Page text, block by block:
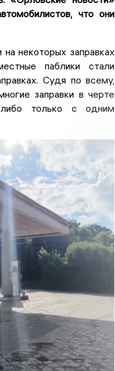
что они
некоторых заправках
паблики стали
Судя по всему,
заправки в черте
только с одним